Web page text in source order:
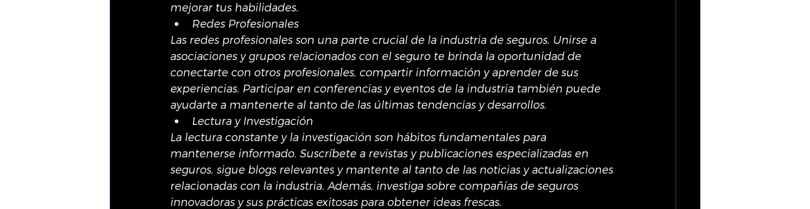
mejorar tus habilidades.
Redes Profesionales
Las redes profesionales son una parte crucial de la industria de seguros. Unirse a
asociaciones y grupos relacionados con el seguro te brinda la oportunidad de
conectarte con otros profesionales, compartir información y aprender de sus
experiencias. Participar en conferencias y eventos de la industria también puede
ayudarte a mantenerte al tanto de las últimas tendencias y desarrollos.
Lectura y Investigación
La lectura constante y la investigación son hábitos fundamentales para
mantenerse informado. Suscríbete a revistas y publicaciones especializadas en
seguros, sigue blogs relevantes y mantente al tanto de las noticias y actualizaciones
relacionadas con la industria. Además, investiga sobre compañías de seguros
innovadoras y sus prácticas exitosas para obtener ideas frescas.